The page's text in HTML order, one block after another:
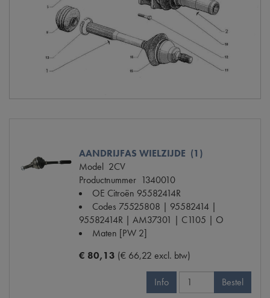
AANDRIJFAS WIELZIJDE (1)
Model 2CV
Productnummer 1340010
OE Citroën 95582414R
Codes 75525808 | 95582414 |
95582414R | AM37301 | C1105 | O
Maten [PW 2]
€ 80,13 (€ 66,22 excl. btw)
Info Bestel